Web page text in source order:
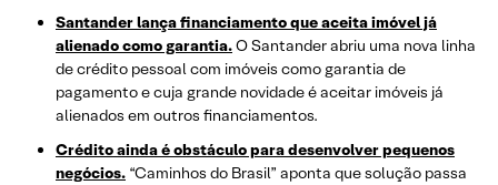
Santander lança financiamento que aceita imóvel já
alienado como garantia.O Santander abriu uma nova linha
de crédito pessoal com imóveis como garantia de
pagamento e cuja grande novidade é aceitar imóveis já
alienados em outros financiamentos.
Crédito ainda é obstáculo para desenvolver pequenos
negócios. “Caminhos do Brasil” aponta que solução passa